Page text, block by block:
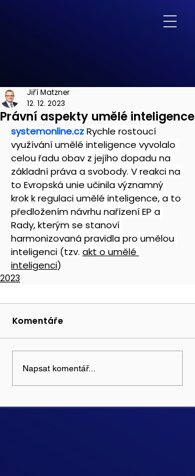
Právní aspekty umělé inteligence
Jiří Matzner
12. 12. 2023
systemonline.czRychle rostoucí
využívání umělé inteligence vyvolalo
celou řadu obav z jejího dopadu na
základní práva a svobody. V reakci na
to Evropská unie učinila významný
krok k regulaci umělé inteligence, a to
předložením návrhu nařízení EP a
Rady, kterým se stanoví
harmonizovaná pravidla pro umělou
inteligenci (tzv. akt o umělé
inteligenci)
2023
Komentáře
Napsat komentář...